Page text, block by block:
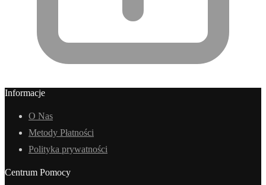
Informacje
O Nas
Metody Płatności
Polityka prywatności
Centrum Pomocy